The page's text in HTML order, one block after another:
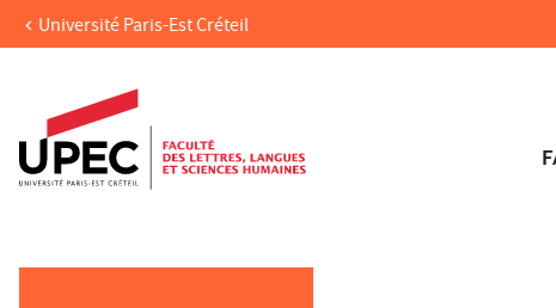
Aller au contenu
Accès directs
Recherche
Navigation secondaire
Université Paris-Est Créteil